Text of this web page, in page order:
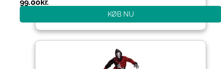
99.00kr.
KØB NU